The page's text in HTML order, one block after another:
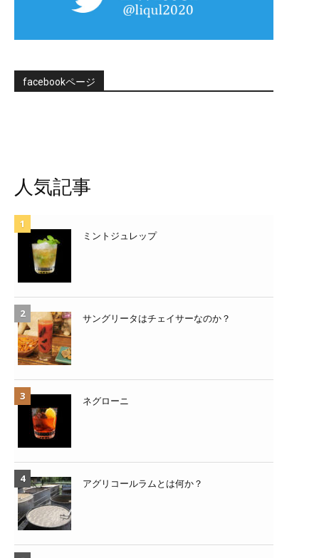
facebookページ
人気記事
ミントジュレップ
サングリータはチェイサーなのか？
ネグローニ
アグリコールラムとは何か？